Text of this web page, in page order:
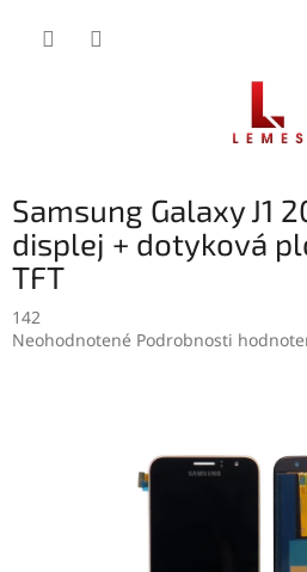
Samsung Galaxy J1
displej + dotyková
TFT
142
Priemerné
Neohodnotené Podrobnosti